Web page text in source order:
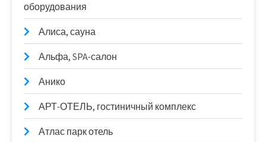
оборудования
Алиса, сауна
Альфа, SPA-салон
Анико
АРТ-ОТЕЛЬ, гостиничный комплекс
Атлас парк отель